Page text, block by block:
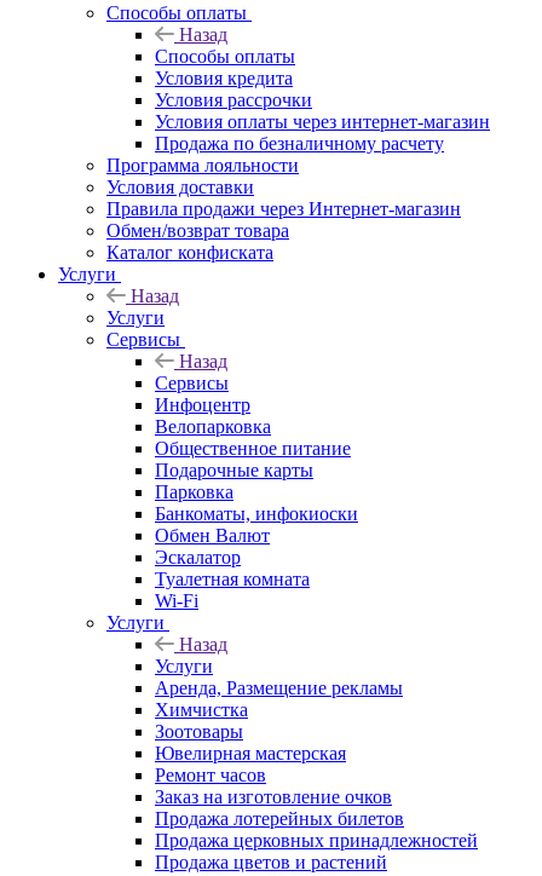
Способы оплаты
Назад
Способы оплаты
Условия кредита
Условия рассрочки
Условия оплаты через интернет-магазин
Продажа по безналичному расчету
Программа лояльности
Условия доставки
Правила продажи через Интернет-магазин
Обмен/возврат товара
Каталог конфиската
Услуги
Назад
Услуги
Сервисы
Назад
Сервисы
Инфоцентр
Велопарковка
Общественное питание
Подарочные карты
Парковка
Банкоматы, инфокиоски
Обмен Валют
Эскалатор
Туалетная комната
Wi-Fi
Услуги
Назад
Услуги
Аренда, Размещение рекламы
Химчистка
Зоотовары
Ювелирная мастерская
Ремонт часов
Заказ на изготовление очков
Продажа лотерейных билетов
Продажа церковных принадлежностей
Продажа цветов и растений